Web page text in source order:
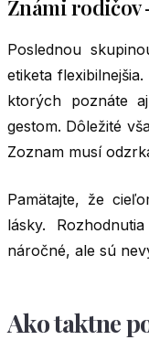
Známi rodičov
Poslednou
etiketa
ktorých poznáte
gestom. Dôležité
Zoznam musí
Pamätajte, že
lásky.
náročné, ale sú
Ako taktne